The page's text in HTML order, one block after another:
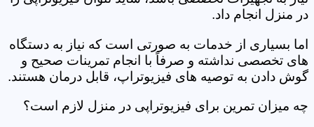
در منزل انجام داد.
اما بسیاری از خدمات به صورتی است که نیاز به دستگاه
های تخصصی نداشته و صرفاً با انجام تمرینات صحیح و
گوش دادن به توصیه های فیزیوتراپ، قابل درمان هستند.
چه میزان تمرین برای فیزیوتراپی در منزل لازم است؟